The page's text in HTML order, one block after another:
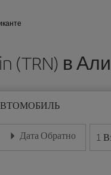
в
день/месяц/год
Дата Обратно
Введите дату в формате
1